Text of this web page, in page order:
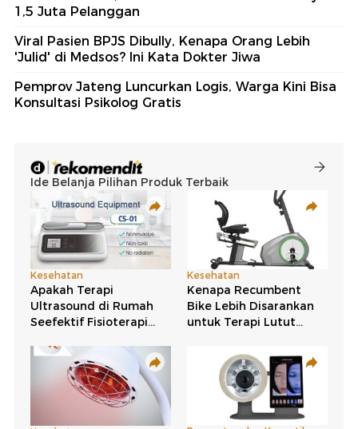
1,5 Juta Pelanggan
Viral Pasien BPJS Dibully, Kenapa Orang Lebih
'Julid' di Medsos? Ini Kata Dokter Jiwa
Pemprov Jateng Luncurkan Logis, Warga Kini Bisa
Konsultasi Psikolog Gratis